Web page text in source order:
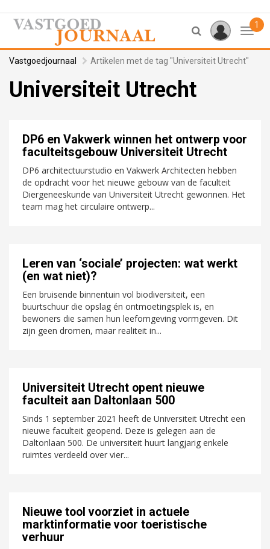
1
Vastgoedjournaal Artikelen met de tag "Universiteit Utrecht"
Universiteit Utrecht
DP6 en Vakwerk winnen het ontwerp voor
faculteitsgebouw Universiteit Utrecht
DP6 architectuurstudio en Vakwerk Architecten hebben
de opdracht voor het nieuwe gebouw van de faculteit
Diergeneeskunde van Universiteit Utrecht gewonnen. Het
team mag het circulaire ontwerp...
Leren van ‘sociale’ projecten: wat werkt
(en wat niet)?
Een bruisende binnentuin vol biodiversiteit, een
buurtschuur die opslag én ontmoetingsplek is, en
bewoners die samen hun leefomgeving vormgeven. Dit
zijn geen dromen, maar realiteit in...
Universiteit Utrecht opent nieuwe
faculteit aan Daltonlaan 500
Sinds 1 september 2021 heeft de Universiteit Utrecht een
nieuwe faculteit geopend. Deze is gelegen aan de
Daltonlaan 500. De universiteit huurt langjarig enkele
ruimtes verdeeld over vier...
Nieuwe tool voorziet in actuele
marktinformatie voor toeristische
verhuur